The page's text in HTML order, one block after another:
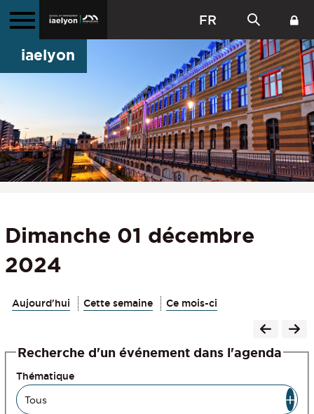
FR
iaelyon
Dimanche 01 décembre
2024
Aujourd'hui Cette semaine Ce mois-ci
Recherche d'un événement dans l'agenda
Thématique